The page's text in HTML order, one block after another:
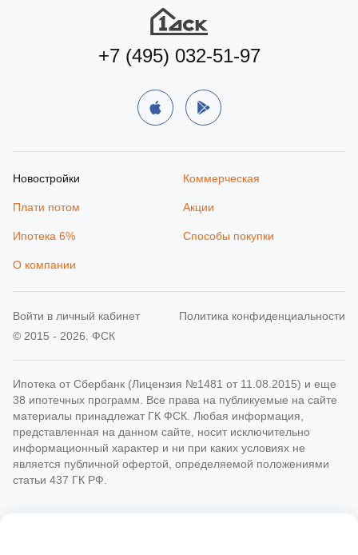
Подобрать квартиру
+7 (495) 032-51-97
Новостройки Коммерческая
Плати потом Акции
Ипотека 6% Способы покупки
О компании
© 2015 - 2026. ФСК
Политика конфиденциальности
Ипотека от Сбербанк (Лицензия №1481 от 11.08.2015) и еще
38 ипотечных программ. Все права на публикуемые на сайте
материалы принадлежат ГК ФСК. Любая информация,
представленная на данном сайте, носит исключительно
информационный характер и ни при каких условиях не
является публичной офертой, определяемой положениями
статьи 437 ГК РФ.
Войти в личный кабинет